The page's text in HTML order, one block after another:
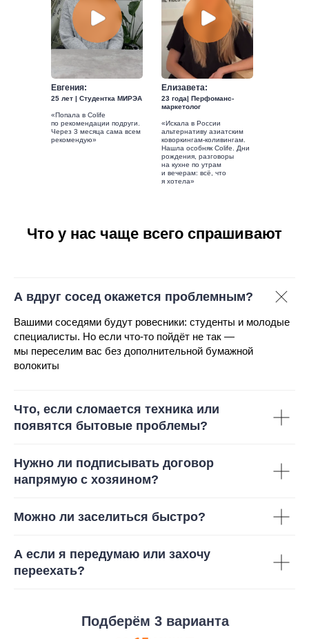
Евгения:
25 лет | Студентка МИРЭА
«Попала в Colife
по рекомендации подруги.
Через 3 месяца сама всем
рекомендую»
Елизавета:
23 года| Перфоманс-
маркетолог
«Искала в России
альтернативу азиатским
коворкингам-коливингам.
Нашла особняк Colife. Дни
рождения, разговоры
на кухне по утрам
и вечерам: всё, что
я хотела»
Что у нас чаще всего спрашивают
А вдруг сосед окажется проблемным?
Вашими соседями будут ровесники: студенты и молодые
специалисты. Но если что-то пойдёт не так —
мы переселим вас без дополнительной бумажной
волокиты
Что, если сломается техника или
появятся бытовые проблемы?
Нужно ли подписывать договор
напрямую с хозяином?
Можно ли заселиться быстро?
А если я передумаю или захочу
переехать?
Подберём 3 варианта